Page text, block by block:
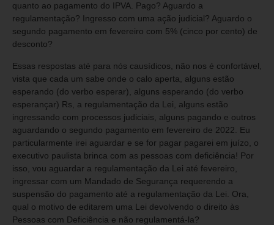
quanto ao pagamento do IPVA. Pago? Aguardo a
regulamentação? Ingresso com uma ação judicial? Aguardo o
segundo pagamento em fevereiro com 5% (cinco por cento) de
desconto?
Essas respostas até para nós causídicos, não nos é confortável,
vista que cada um sabe onde o calo aperta, alguns estão
esperando (do verbo esperar), alguns esperando (do verbo
esperançar) Rs, a regulamentação da Lei, alguns estão
ingressando com processos judiciais, alguns pagando e outros
aguardando o segundo pagamento em fevereiro de 2022. Eu
particularmente irei aguardar e se for pagar pagarei em juízo, o
executivo paulista brinca com as pessoas com deficiência! Por
isso, vou aguardar a regulamentação da Lei até fevereiro,
ingressar com um Mandado de Segurança requerendo a
suspensão do pagamento até a regulamentação da Lei. Ora,
qual o motivo de editarem uma Lei devolvendo o direito às
Pessoas com Deficiência e não regulamentá-la?